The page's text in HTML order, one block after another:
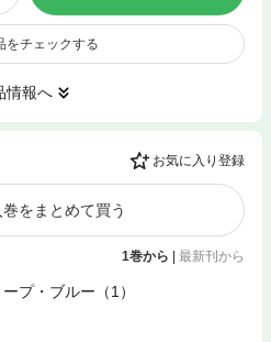
をチェックする
情報へ
お気に入り登録
をまとめて買う
1巻から 最新刊から
プ・ブルー（1）